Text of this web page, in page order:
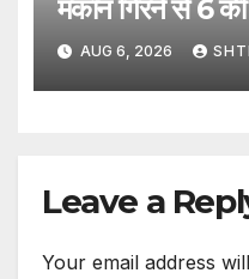
मकान गिरने से 6
Tragic
Pratapgarh!
House
AUG 6, 2026
Leave a
Your email address